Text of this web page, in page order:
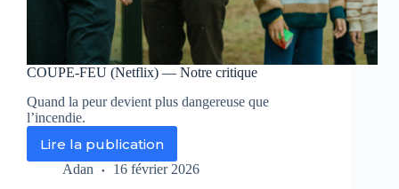
COUPE-FEU (Netflix) — Notre critique
Quand la peur devient plus dangereuse que
l’incendie.
Lire la publication
COUPE-
FEU
Adan 16 février 2026